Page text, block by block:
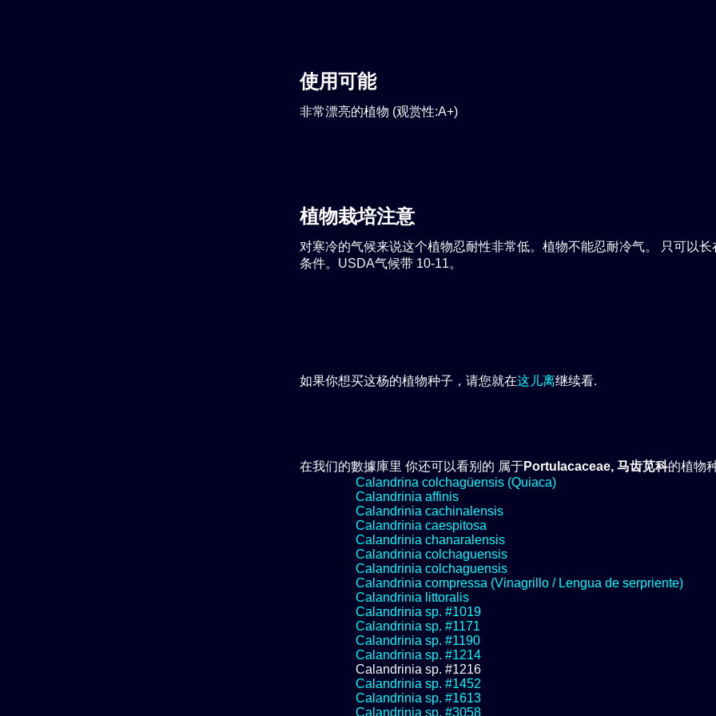
使用可能
非常漂亮的植物 (观赏性:A+)
植物栽培注意
对寒冷的气候来说这个植物忍耐性非常低。植物不能忍耐冷气。 只可以长
条件。USDA气候带 10-11。
如果你想买这杨的植物种子，请您就在这儿离继续看.
在我们的數據庫里 你还可以看别的 属于Portulacaceae, 马齿苋科的植物
Calandrina colchagüensis (Quiaca)
Calandrinia affinis
Calandrinia cachinalensis
Calandrinia caespitosa
Calandrinia chanaralensis
Calandrinia colchaguensis
Calandrinia colchaguensis
Calandrinia compressa (Vinagrillo / Lengua de serpriente)
Calandrinia littoralis
Calandrinia sp. #1019
Calandrinia sp. #1171
Calandrinia sp. #1190
Calandrinia sp. #1214
Calandrinia sp. #1216
Calandrinia sp. #1452
Calandrinia sp. #1613
Calandrinia sp. #3058